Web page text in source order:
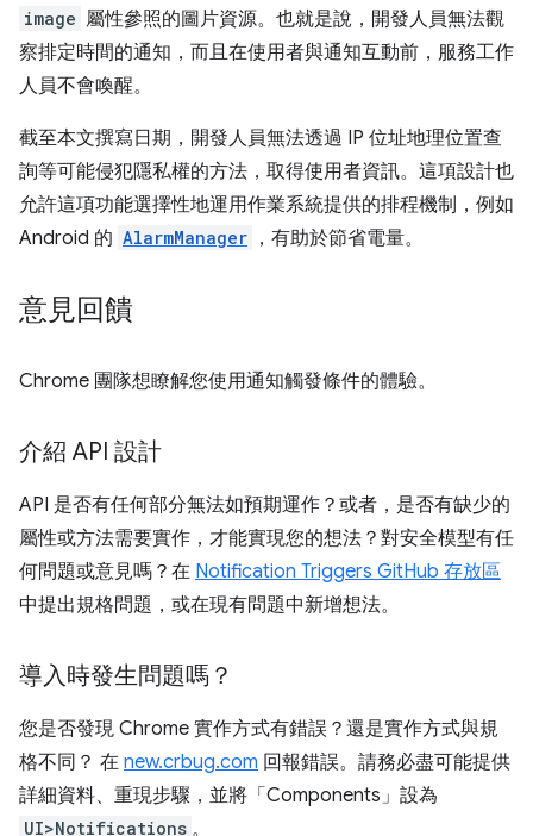
image 屬性參照的圖片資源。也就是說，開發人員無法觀
察排定時間的通知，而且在使用者與通知互動前，服務工作
人員不會喚醒。
截至本文撰寫日期，開發人員無法透過 IP 位址地理位置查
詢等可能侵犯隱私權的方法，取得使用者資訊。這項設計也
允許這項功能選擇性地運用作業系統提供的排程機制，例如
Android 的 AlarmManager ，有助於節省電量。
意見回饋
Chrome 團隊想瞭解您使用通知觸發條件的體驗。
介紹 API 設計
API 是否有任何部分無法如預期運作？或者，是否有缺少的
屬性或方法需要實作，才能實現您的想法？對安全模型有任
何問題或意見嗎？在 Notification Triggers GitHub 存放區
中提出規格問題，或在現有問題中新增想法。
導入時發生問題嗎？
您是否發現 Chrome 實作方式有錯誤？還是實作方式與規
格不同？ 在 new.crbug.com 回報錯誤。請務必盡可能提供
詳細資料、重現步驟，並將「Components」設為
UI>Notifications 。